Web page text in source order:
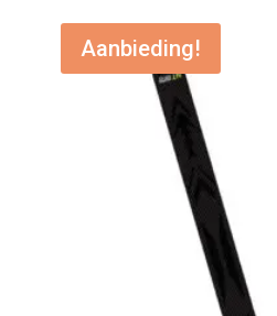
€ 209,95.€ 99,95.
Aanbieding!